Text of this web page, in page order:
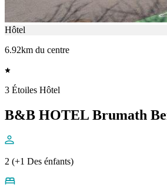
Hôtel
6.92km du centre
3 Étoiles Hôtel
B&B HOTEL Brumath
2 (+1 Des énfants)